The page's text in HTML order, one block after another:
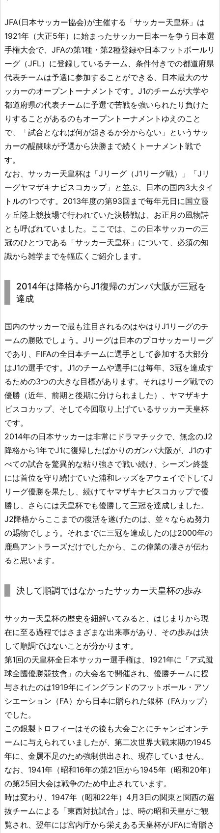
JFA(日本サッカー協会)が主催する「サッカー天皇杯」は
1921年（大正5年）に始まったサッカー日本一を争う日本選
手権大会で、JFAの第1種・第2種登録や日本フットボールリ
ーグ（JFL）に登録しているチーム、条件付きでの都道府県
代表チームは予選に参加することができる、日本最大のサ
ッカーのオープントーナメントです。J1のチームが大学や
都道府県の代表チームに予選で苦戦を強いられたり負けた
りすることがあるのもオープントーナメントゆえのこと
で、「試合となれば何が起きるか分からない」というサッ
カーの醍醐味が予選から決勝まで続くトーナメント戦で
す。
なお、サッカー天皇杯は「Jリーグ（J1リーグ戦）」「Jリ
ーグヤマザキナビスコカップ」と並ぶ、日本の国内3大タイ
トルの1つです。2013年度の第93回まで毎年元日に国立霞
ヶ丘陸上競技場で行われていた決勝戦は、お正月の風物詩
とも呼ばれていました。ここでは、この日本サッカーの三
冠のひとつである「サッカー天皇杯」について、必須の知
識から雑学までを幅広くご紹介します。
2014年は降格からJ1復帰のガンバ大阪が三冠を
達成
国内のサッカーで最も注目されるのはやはりJ1リーグのチ
ームの勝敗でしょう。Jリーグは日本のプロサッカーリーグ
であり、FIFAの全日本チームに選手として参加する大部分
はJ1の選手です。J1のチームや選手には毎年、3冠を達成す
るための3つの大きな目標があります。それはリーグ戦での
優勝（近年、前期と後期に分けられました）、ヤマザキナ
ビスコカップ、そして今回取り上げているサッカー天皇杯
です。
2014年の日本サッカーは非常にドラマチックで、無念のJ2
降格から1年でJ1に復帰したばかりのガンバ大阪が、J1のす
べての試合を驚異的な粘り強さで戦い続け、シーズン終盤
には首位を守り続けていた浦和レッズをアウェイで下してJ
リーグ優勝を果たし、続けてヤマザキナビスコカップで優
勝し、さらには天皇杯でも優勝して三冠を達成しました。
J2降格からここまでの復活を遂げたのは、並々ならぬ努力
の賜物でしょう。それまでに三冠を達成したのは2000年の
鹿島アントラーズだけでしたから、この偉業の凄さが伝わ
ると思います。
決して順調ではなかったサッカー天皇杯の歩み
サッカー天皇杯の歴史を紐解いてみると、はじまりから現
在に至る過程ではさまざまな出来事があり、その歩みは決
して順調ではないことが分かります。
第1回の天皇杯全日本サッカー選手権は、1921年に「ア式蹴
球全國優勝競技會」の大会名で開催され、優勝チームに授
与されたのは1919年にイングランドのフットボール・アソ
シエーション（FA）から日本に贈られた銀杯（FAカップ）
でした。
この銀製トロフィーはその後も大会ごとにチャンピオンチ
ームに与えられていましたが、第二次世界大戦末期の1945
年に、金属不足のため強制供出され、現存していません。
なお、1941年（昭和16年の第21回から1945年（昭和20年）
の第25回大会は戦争のため中止されています。
時は変わり、1947年（昭和22年）4月3日の関東と関西の選
抜チームによる「東西対抗試合」は、時の昭和天皇がご観
覧され、翌年には宮内庁から栄えある天皇杯がJFAに寄贈さ